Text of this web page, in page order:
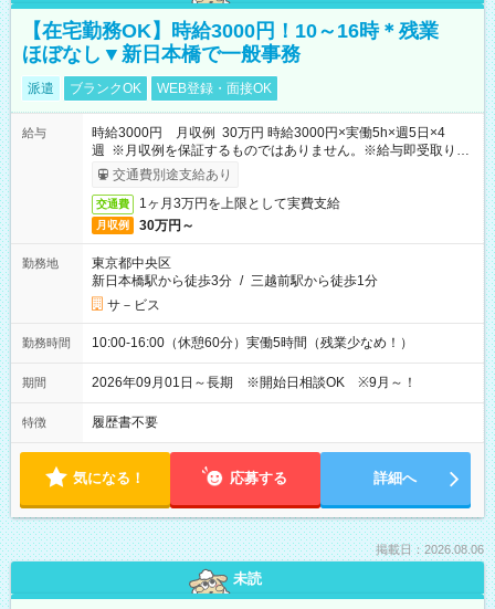
【在宅勤務OK】時給3000円！10～16時＊残業
ほぼなし▼新日本橋で一般事務
派遣 ブランクOK WEB登録・面接OK
給与
時給3000円 月収例 30万円 時給3000円×実働5h×週5日×4
週 ※月収例を保証するものではありません。※給与即受取りサ
ービス利用可（利用条件有）
交通費別途支給あり
交通費 1ヶ月3万円を上限として実費支給
月収例 30万円～
勤務地
東京都中央区
新日本橋駅から徒歩3分 / 三越前駅から徒歩1分
サ－ビス
勤務時間 10:00-16:00（休憩60分）実働5時間（残業少なめ！）
期間 2026年09月01日～長期 ※開始日相談OK ※9月～！
特徴 履歴書不要
気になる！ 応募する 詳細へ
掲載日：2026.08.06
未読